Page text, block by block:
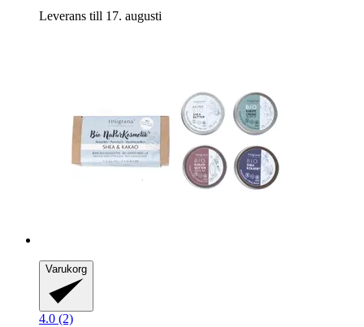
Leverans till 17. augusti
Varukorg
4.0 (2)